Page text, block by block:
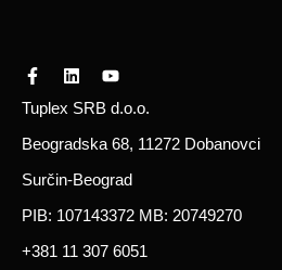
Tuplex SRB d.o.o.
Beogradska 68, 11272 Dobanovci
Surčin-Beograd
PIB: 107143372 MB: 20749270
+381 11 307 6051